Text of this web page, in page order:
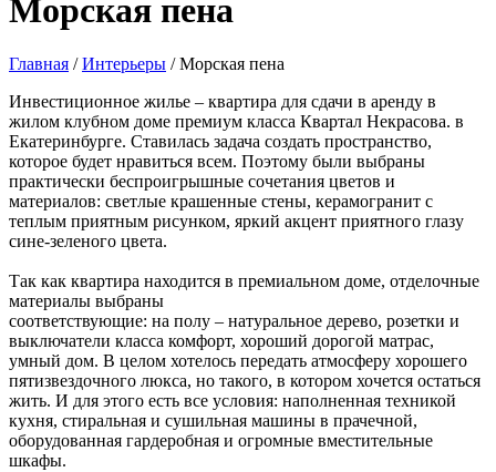
Морская пена
Главная /Интерьеры /Морская пена
Инвестиционное жилье – квартира для сдачи в аренду в
жилом клубном доме премиум класса Квартал Некрасова. в
Екатеринбурге. Ставилась задача создать пространство,
которое будет нравиться всем. Поэтому были выбраны
практически беспроигрышные сочетания цветов и
материалов: светлые крашенные стены, керамогранит с
теплым приятным рисунком, яркий акцент приятного глазу
сине-зеленого цвета.
Так как квартира находится в премиальном доме, отделочные
материалы выбраны
соответствующие: на полу – натуральное дерево, розетки и
выключатели класса комфорт, хороший дорогой матрас,
умный дом. В целом хотелось передать атмосферу хорошего
пятизвездочного люкса, но такого, в котором хочется остаться
жить. И для этого есть все условия: наполненная техникой
кухня, стиральная и сушильная машины в прачечной,
оборудованная гардеробная и огромные вместительные
шкафы.